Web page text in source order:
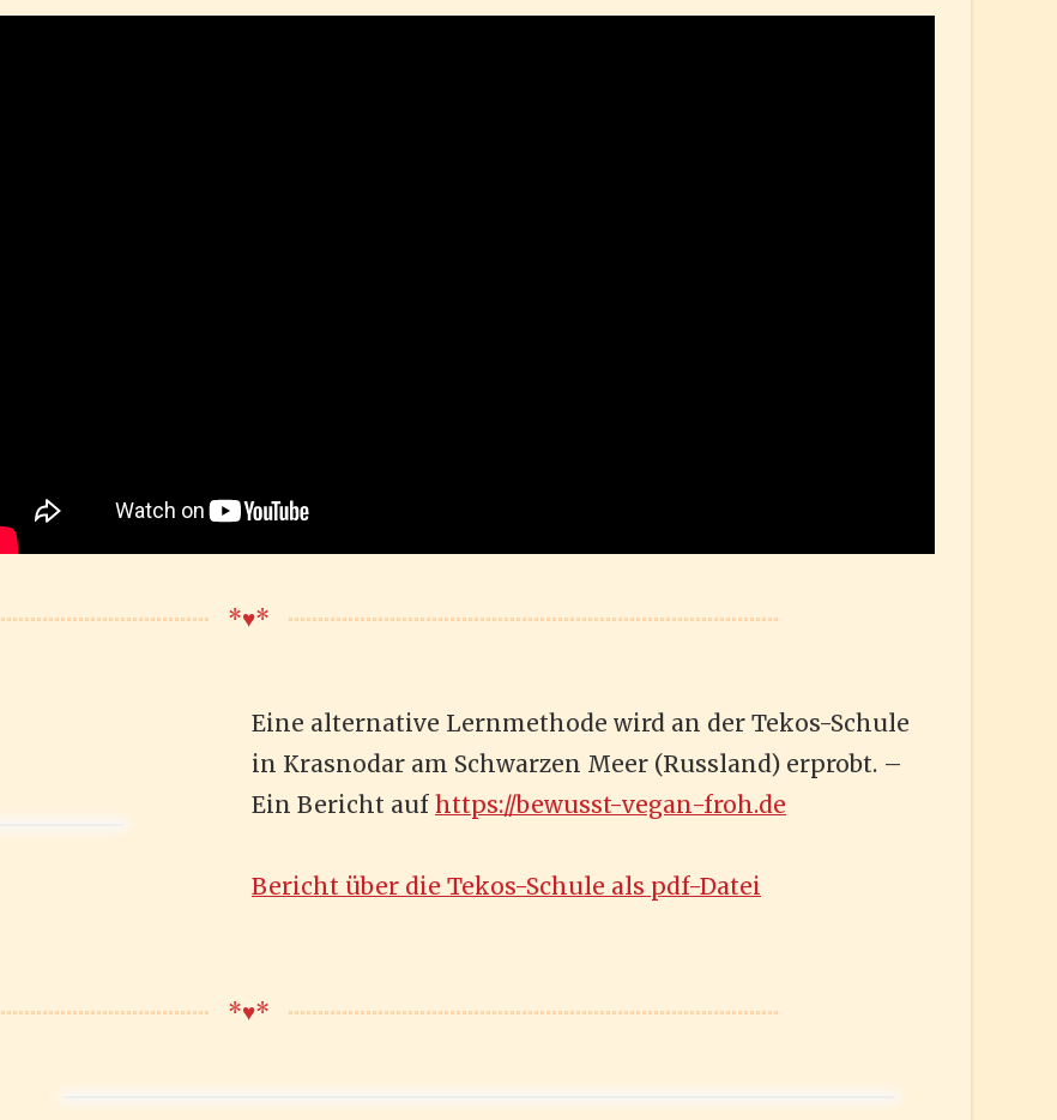
*♥️*
Eine alternative Lernmethode wird an der Tekos-Schule
in Krasnodar am Schwarzen Meer (Russland) erprobt. –
Ein Bericht auf https://bewusst-vegan-froh.de
Bericht über die Tekos-Schule als pdf-Datei
*♥️*